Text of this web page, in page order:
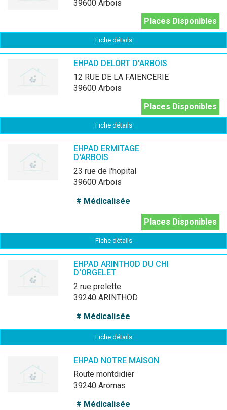
39600 Arbois
Places Disponibles
Fiche détails
EHPAD DELORT D'ARBOIS
12 RUE DE LA FAIENCERIE
39600 Arbois
Places Disponibles
Fiche détails
EHPAD ERMITAGE
D'ARBOIS
23 rue de l'hopital
39600 Arbois
# Médicalisée
Places Disponibles
Fiche détails
EHPAD ARINTHOD DU CHI
D'ORGELET
2 rue prelette
39240 ARINTHOD
# Médicalisée
Fiche détails
EHPAD NOTRE MAISON
route montdidier
39240 Aromas
# Médicalisée